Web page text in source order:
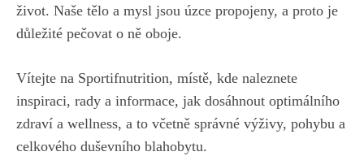
život. Naše tělo a mysl jsou úzce propojeny, a proto je
důležité pečovat o ně oboje.
Vítejte na Sportifnutrition, místě, kde naleznete
inspiraci, rady a informace, jak dosáhnout optimálního
zdraví a wellness, a to včetně správné výživy, pohybu a
celkového duševního blahobytu.